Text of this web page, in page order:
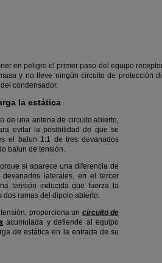
en peligro el primer paso del equipo
y no lleve ningún circuito de protección
condensador.
la estática
de una antena de circuito abierto,
evitar la posibilidad de que se
el balun 1:1 de tres devanados
balun de tensión.
si aparece una diferencia de
laterales, en el tercer
tensión inducida que fuerza la
dos ramas del dipolo abierto.
proporciona un circuito de
acumulada y defiende al equipo
de estática en la entrada de su